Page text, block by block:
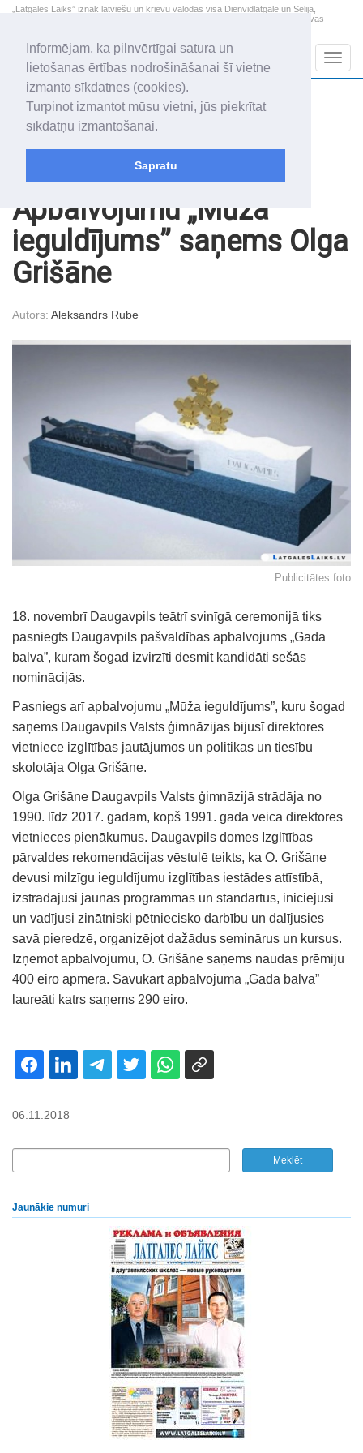
Informējam, ka pilnvērtīgai satura un
lietošanas ērtības nodrošināšanai šī vietne
izmanto sīkdatnes (cookies).
Turpinot izmantot mūsu vietni, jūs piekrītat
sīkdatņu izmantošanai.
Sapratu
„Latgales Laiks” iznāk latviešu un krievu valodās visā Dienvidlatgalē un Sēlijā,
„Latgales Laiks” latviešu valodā aptver Daugavpils valstspilsētu, Augšdaugavas
2026. gada 9. augusts
Svētdiena
Genovefa, Genoveva, Madara
+15.2
Apbalvojumu „Mūža
ieguldījums” saņems Olga
Grišāne
Autors: Aleksandrs Rube
Publicitātes foto
18. novembrī Daugavpils teātrī svinīgā ceremonijā tiks
pasniegts Daugavpils pašvaldības apbalvojums „Gada
balva”, kuram šogad izvirzīti desmit kandidāti sešās
nominācijās.
Pasniegs arī apbalvojumu „Mūža ieguldījums”, kuru šogad
saņems Daugavpils Valsts ģimnāzijas bijusī direktores
vietniece izglītības jautājumos un politikas un tiesību
skolotāja Olga Grišāne.
Olga Grišāne Daugavpils Valsts ģimnāzijā strādāja no
1990. līdz 2017. gadam, kopš 1991. gada veica direktores
vietnieces pienākumus. Daugavpils domes Izglītības
pārvaldes rekomendācijas vēstulē teikts, ka O. Grišāne
devusi milzīgu ieguldījumu izglītības iestādes attīstībā,
izstrādājusi jaunas programmas un standartus, iniciējusi
un vadījusi zinātniski pētniecisko darbību un dalījusies
savā pieredzē, organizējot dažādus seminārus un kursus.
Izņemot apbalvojumu, O. Grišāne saņems naudas prēmiju
400 eiro apmērā. Savukārt apbalvojuma „Gada balva”
laureāti katrs saņems 290 eiro.
06.11.2018
Jaunākie numuri